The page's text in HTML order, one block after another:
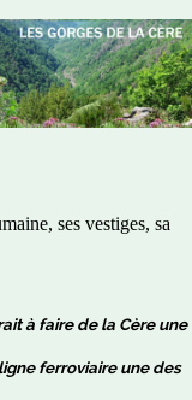
ses vestiges, sa
à faire de la Cère une
ferroviaire une des